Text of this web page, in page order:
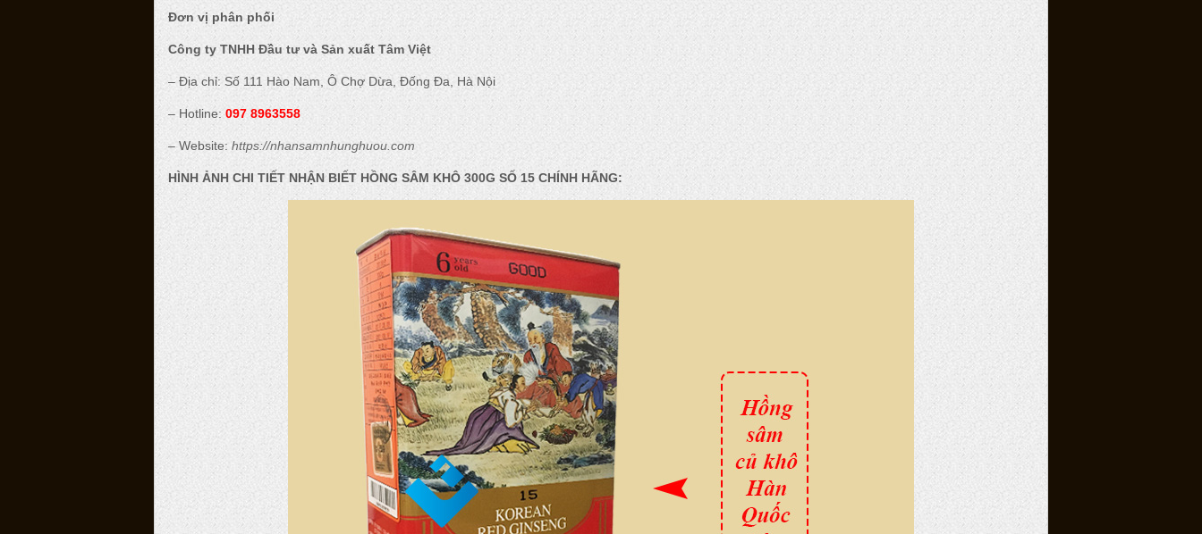
Đơn vị phân phối
Công ty TNHH Đầu tư và Sản xuất Tâm Việt
– Địa chỉ: Số 111 Hào Nam, Ô Chợ Dừa, Đống Đa, Hà Nội
– Hotline:097 8963558
– Website: https://nhansamnhunghuou.com
HÌNH ẢNH CHI TIẾT NHẬN BIẾT HỒNG SÂM KHÔ 300G SỐ 15 CHÍNH HÃNG: